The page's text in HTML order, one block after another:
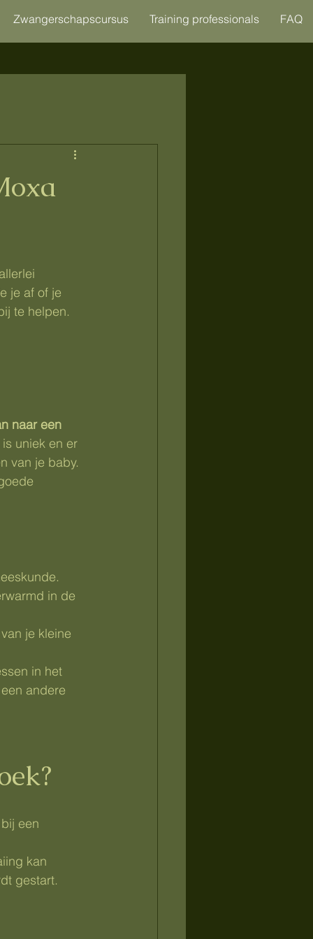
Zwangerschapscursus Training professionals FAQ
je af of je
te helpen.
naar een
uniek en er
van je baby.
in de
je kleine
in het
andere
een
kan
gestart.